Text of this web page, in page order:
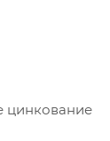
цинкование